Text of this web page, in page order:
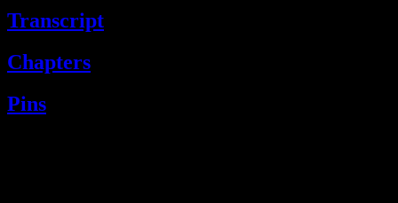
Transcript
Chapters
Pins